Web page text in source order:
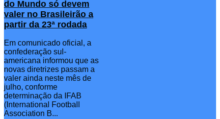
do Mundo só devem
valer no Brasileirão a
partir da 23ª rodada
Em comunicado oficial, a
confederação sul-
americana informou que as
novas diretrizes passam a
valer ainda neste mês de
julho, conforme
determinação da IFAB
(International Football
Association B...